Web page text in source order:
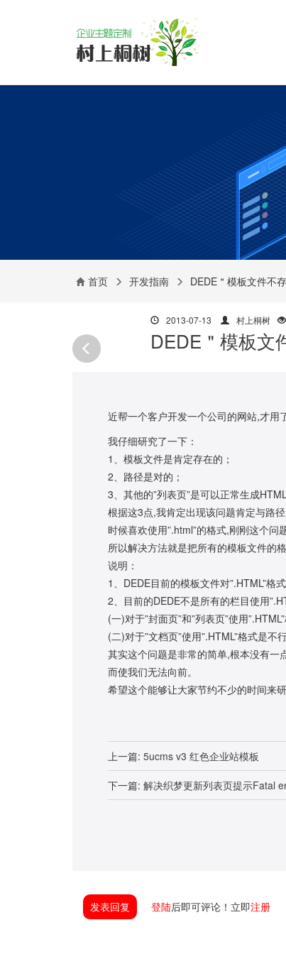
首页 开发指南 DEDE＂模板文件不
2013-07-13 村上桐树
DEDE＂模板文
近帮一个客户开发一个公司的网站,才用
我仔细研究了一下：
1、模板文件是肯定存在的；
2、路径是对的；
3、其他的”列表页”是可以正常生成HTML
根据这3点,我肯定出现该问题肯定与路
时候喜欢使用”.html”的格式,刚刚这个
所以解决方法就是把所有的模板文件的
说明：
1、DEDE目前的模板文件对”.HTML”格
2、目前的DEDE不是所有的栏目使用
(一)对于”封面页”和”列表页”使用
(二)对于”文档页”使用”.HTML”格式是不
其实这个问题是非常的简单,根本没有一
而使我们无法向前。
希望这个能够让大家节约不少的时间来
上一篇: 5ucms v3 红色企业站模板
下一篇: 解决织梦更新列表页提示Fatal
发表回复 登陆后即可评论！立即注册